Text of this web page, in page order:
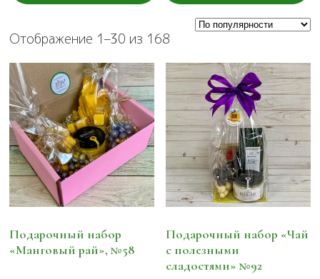
Отображение 1–30 из 168
Подарочный набор
«Манговый рай», №58
Подарочный набор «Чай
с полезными
сладостями» №92